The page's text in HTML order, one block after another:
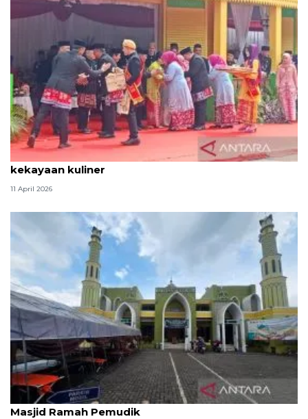
Tradisi hantaran Lebaran Betawi simbol bakti dan
kekayaan kuliner
11 April 2026
Kemenag: 3,5 juta orang manfaatkan layanan
Masjid Ramah Pemudik